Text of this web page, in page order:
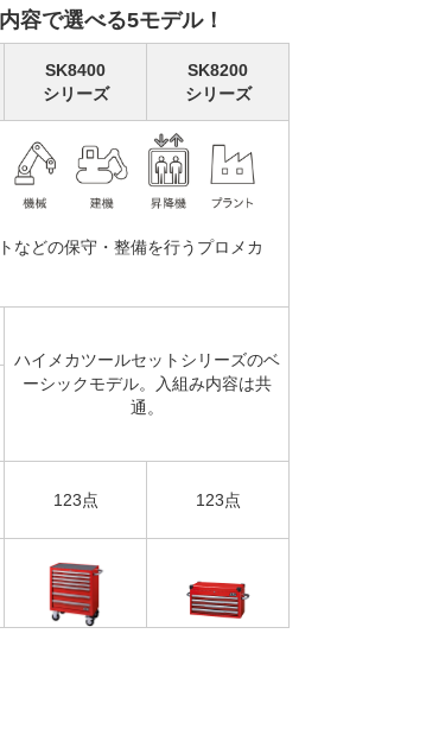
容で選べる5モデル！
SK8400
シリーズ
SK8200
シリーズ
などの保守・整備を行うプロメカ
ハイメカツールセットシリーズのベ
ーシックモデル。入組み内容は共
通。
123点 123点